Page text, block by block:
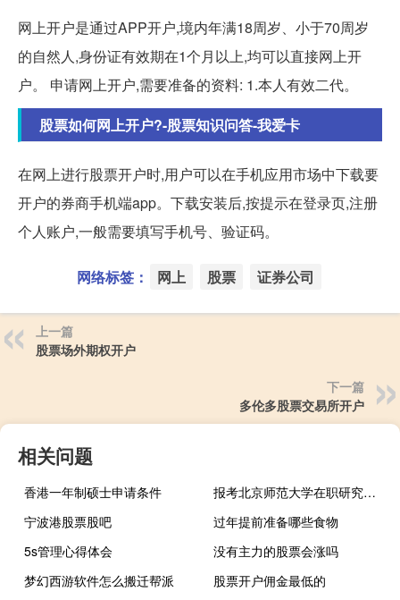
网上开户是通过APP开户,境内年满18周岁、小于70周岁
的自然人,身份证有效期在1个月以上,均可以直接网上开
户。 申请网上开户,需要准备的资料: 1.本人有效二代。
股票如何网上开户?-股票知识问答-我爱卡
在网上进行股票开户时,用户可以在手机应用市场中下载要
开户的券商手机端app。下载安装后,按提示在登录页,注册
个人账户,一般需要填写手机号、验证码。
网络标签： 网上 股票 证券公司
上一篇
股票场外期权开户
下一篇
多伦多股票交易所开户
相关问题
香港一年制硕士申请条件
报考北京师范大学在职研究生可以获得国家认可的证书吗
宁波港股票股吧
过年提前准备哪些食物
5s管理心得体会
没有主力的股票会涨吗
梦幻西游软件怎么搬迁帮派
股票开户佣金最低的